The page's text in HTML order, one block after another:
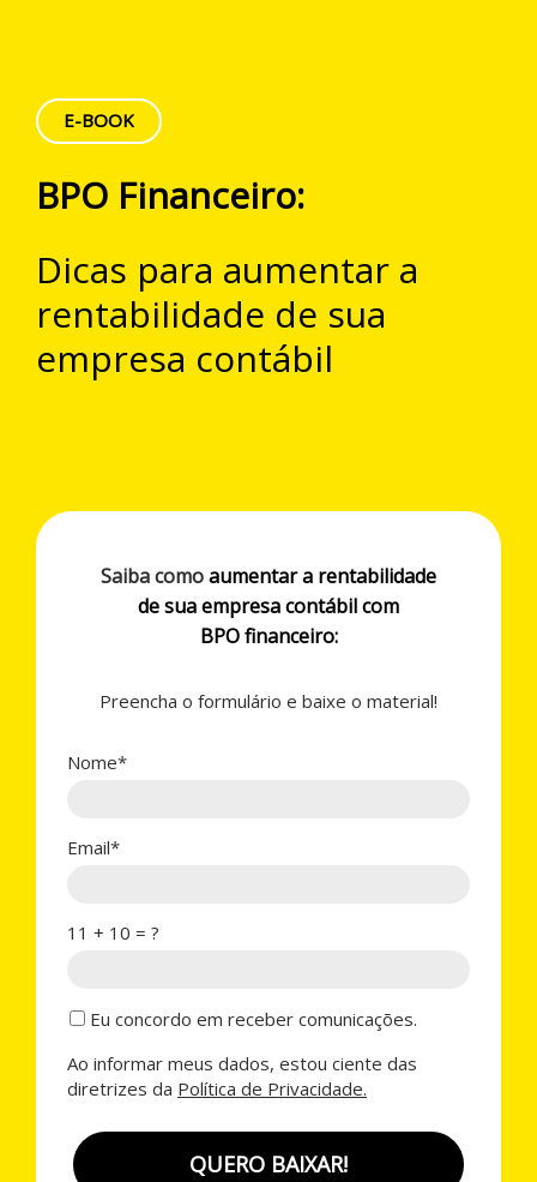
E-BOOK
BPO Financeiro:
Dicas para aumentar a
rentabilidade de sua
empresa contábil
Saiba comoaumentar a rentabilidade
de sua empresa contábil com
BPO financeiro:
Preencha o formulário e baixe o material!
Nome*
Email*
11 + 10 = ?
Eu concordo em receber comunicações.
Ao informar meus dados, estou ciente das
diretrizes da Política de Privacidade.
QUERO BAIXAR!